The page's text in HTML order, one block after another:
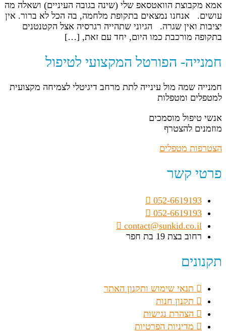
אמא מקבוצת הוואטסאפ שלי (שינה בגובה העיניים) ושאלה מה
עושים. אנחנו נמצאים בתקופת מלחמה, בה הכל לא ברור. אין
יציבות ואין שגרה. הגיוני שתהייה רגרסיה אצל הקטנטנים
בתקופה מורכבת כמו היום, יחד עם זאת, […]
חמנייה- הפורטל המקצועי לטיפול
חמנייה שמה מול עינייה לתת מרחב דיגיטלי לצמיחה מקצועית
למטפלים ומטפלות
אנשי טיפול מוסמכים
מוזמנים להצטרף
הצטרפות מטפלים
פרטי קשר
052-6619193
052-6619193
contact@sunkid.co.il
רחוב בצת 19 בת חפר
תקנונים
תנאי שימוש ותקנון האתר
תקנון חנות
הצהרת נגישות
מדיניות הפרטיות